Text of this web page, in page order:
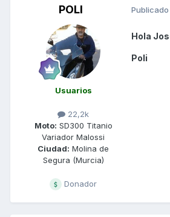
POLI
Usuarios
22,2k
Moto: SD300 Titanio
Variador Malossi
Ciudad: Molina de
Segura (Murcia)
Donador
Publicado
Hola
Poli